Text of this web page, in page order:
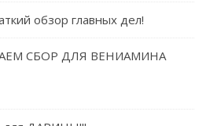
обзор главных дел!
СБОР ДЛЯ ВЕНИАМИНА